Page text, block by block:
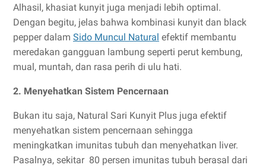
Alhasil, khasiat kunyit juga menjadi lebih optimal.
Dengan begitu, jelas bahwa kombinasi kunyit dan black
pepper dalam Sido Muncul Natural efektif membantu
meredakan gangguan lambung seperti perut kembung,
mual, muntah, dan rasa perih di ulu hati.
2. Menyehatkan Sistem Pencernaan
Bukan itu saja, Natural Sari Kunyit Plus juga efektif
menyehatkan sistem pencernaan sehingga
meningkatkan imunitas tubuh dan menyehatkan liver.
Pasalnya, sekitar 80 persen imunitas tubuh berasal dari